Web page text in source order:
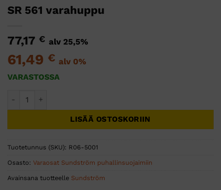
SR 561 varahuppu
77,17 € alv 25,5%
61,49 € alv 0%
VARASTOSSA
LISÄÄ OSTOSKORIIN
Tuotetunnus (SKU): R06-5001
Osasto: Varaosat Sundström puhallinsuojaimiin
Avainsana tuotteelle Sundström